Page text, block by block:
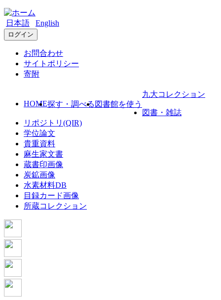
日本語 English
ログイン
お問合わせ
サイトポリシー
寄附
HOME探す・調べる 図書館を使う
九大コレクション
図書・雑誌
リポジトリ(QIR)
学位論文
貴重資料
麻生家文書
蔵書印画像
炭鉱画像
水素材料DB
目録カード画像
所蔵コレクション